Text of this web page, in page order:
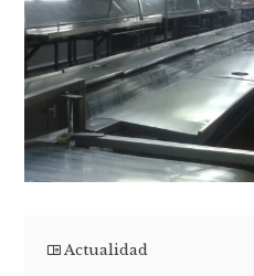
Actualidad